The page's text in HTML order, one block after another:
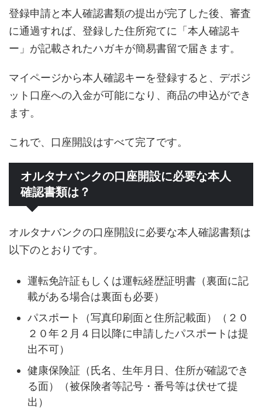
登録申請と本人確認書類の提出が完了した後、審査
に通過すれば、登録した住所宛てに「本人確認キ
ー」が記載されたハガキが簡易書留で届きます。
マイページから本人確認キーを登録すると、デポジ
ット口座への入金が可能になり、商品の申込ができ
ます。
これで、口座開設はすべて完了です。
オルタナバンクの口座開設に必要な本人
確認書類は？
オルタナバンクの口座開設に必要な本人確認書類は
以下のとおりです。
運転免許証もしくは運転経歴証明書（裏面に記
載がある場合は裏面も必要）
パスポート（写真印刷面と住所記載面）（２０
２０年２月４日以降に申請したパスポートは提
出不可）
健康保険証（氏名、生年月日、住所が確認でき
る面）（被保険者等記号・番号等は伏せて提
出）